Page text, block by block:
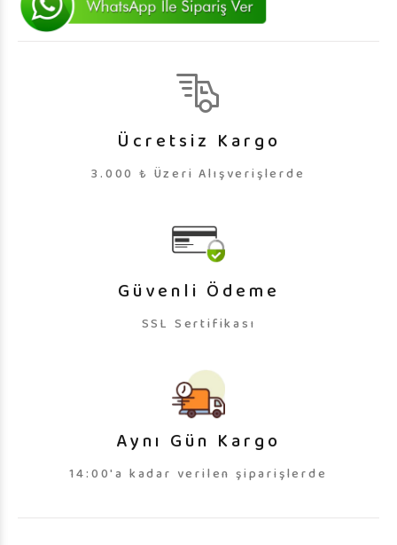
Ücretsiz Kargo
3.000 ₺ Üzeri Alışverişlerde
Güvenli Ödeme
SSL Sertifikası
Aynı Gün Kargo
14:00'a kadar verilen şiparişlerde